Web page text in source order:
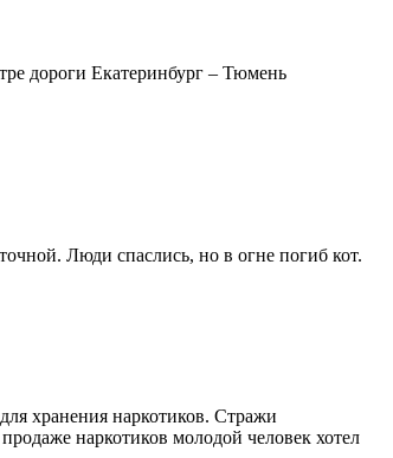
дороги Екатеринбург – Тюмень
Люди спаслись, но в огне погиб кот.
хранения наркотиков. Стражи
наркотиков молодой человек хотел